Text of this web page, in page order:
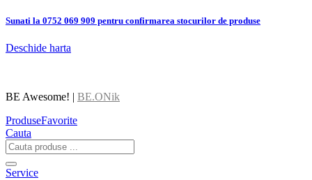
Sunati la 0752 069 909 pentru confirmarea stocurilor de produse
Deschide harta
BE Awesome! | BE.ONik
ProduseFavorite
Cauta
Service